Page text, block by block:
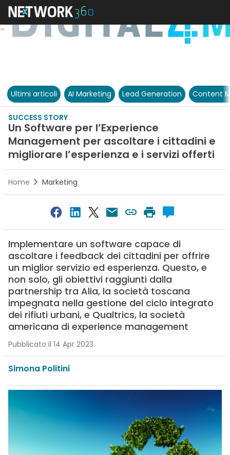
Ultimi articoli AI Marketing Lead Generation Content
SUCCESS STORY
Un Software per l’Experience
Management per ascoltare i cittadini e
migliorare l’esperienza e i servizi offerti
Home Marketing
Implementare un software capace di
ascoltare i feedback dei cittadini per offrire
un miglior servizio ed esperienza. Questo, e
non solo, gli obiettivi raggiunti dalla
partnership tra Alia, la società toscana
impegnata nella gestione del ciclo integrato
dei rifiuti urbani, e Qualtrics, la società
americana di experience management
Pubblicato il 14 Apr 2023
Simona Politini